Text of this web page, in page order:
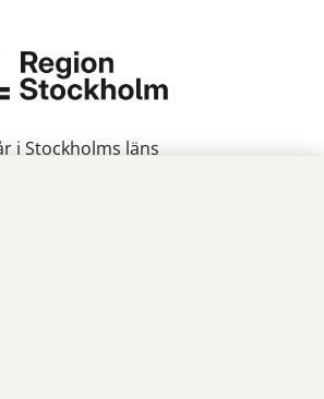
i Stockholms läns